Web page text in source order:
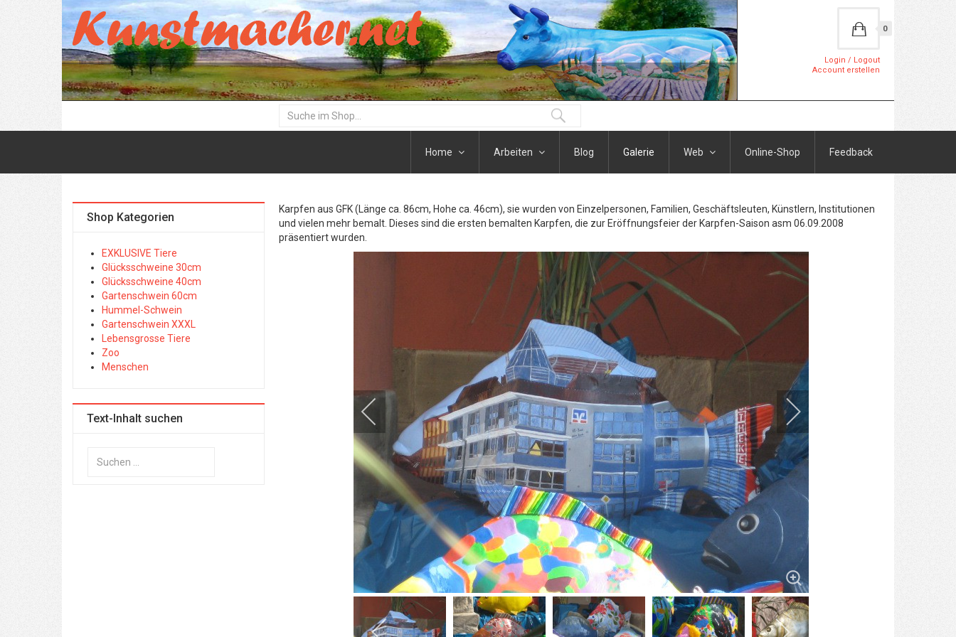
0
Login / Logout
Account erstellen
Home Arbeiten Blog Galerie Web Online-Shop Feedback
Karpfen aus GFK (Länge ca. 86cm, Hohe ca. 46cm), sie wurden von Einzelpersonen, Familien, Geschäftsleuten, Künstlern, Institutionen
und vielen mehr bemalt. Dieses sind die ersten bemalten Karpfen, die zur Eröffnungsfeier der Karpfen-Saison asm 06.09.2008
präsentiert wurden.
Shop Kategorien
EXKLUSIVE Tiere
Glücksschweine 30cm
Glücksschweine 40cm
Gartenschwein 60cm
Hummel-Schwein
Gartenschwein XXXL
Lebensgrosse Tiere
Zoo
Menschen
Text-Inhalt suchen